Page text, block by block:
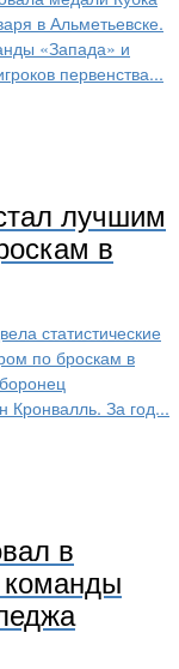
в Альметьевске.
«Запада» и
первенства...
лучшим
в
статистические
по броскам в
Кронвалль. За год...
в